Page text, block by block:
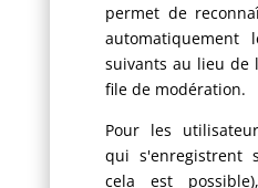
permet de
automatiquement
suivants au lieu de
file de modération.
Pour les
qui s'enregistrent
cela est